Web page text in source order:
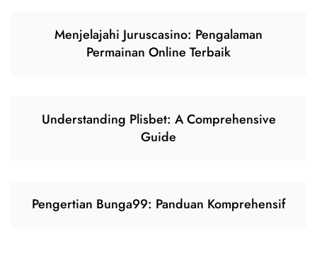
Menjelajahi Juruscasino: Pengalaman
Permainan Online Terbaik
Understanding Plisbet: A Comprehensive
Guide
Pengertian Bunga99: Panduan Komprehensif